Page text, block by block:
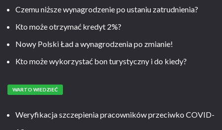
Czemu niższe wynagrodzenie po ustaniu zatrudnienia?
Kto może otrzymać kredyt 2%?
Nowy Polski Ład a wynagrodzenia po zmianie!
Kto może wykorzystać bon turystyczny i do kiedy?
WARTO WIEDZIEĆ
Weryfikacja szczepienia pracowników przeciwko COVID-